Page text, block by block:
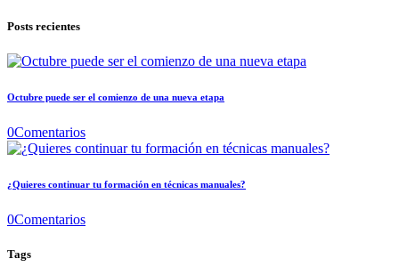
Posts recientes
Octubre puede ser el comienzo de una nueva etapa
0Comentarios
¿Quieres continuar tu formación en técnicas manuales?
0Comentarios
Tags